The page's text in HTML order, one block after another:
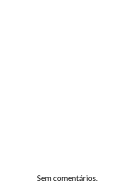
Sem comentários.